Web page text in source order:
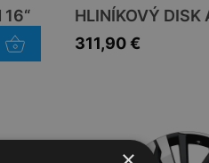
16“
HLINÍKOVÝ DISK
311,90€